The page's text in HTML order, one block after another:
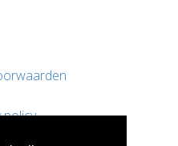
policy